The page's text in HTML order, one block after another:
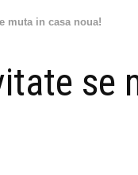
muta in casa noua!
se